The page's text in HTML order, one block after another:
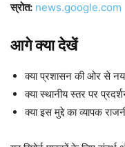
स्रोत: news.google.com
आगे क्या देखें
क्या प्रशासन की ओर से
क्या स्थानीय स्तर पर
क्या इस मुद्दे का व्यापक